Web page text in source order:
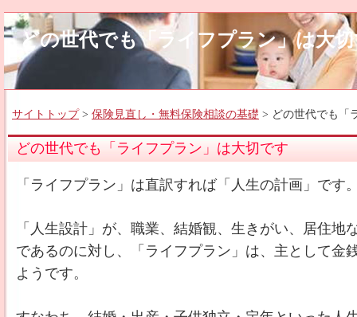
どの世代でも「ライフプラン」は大
サイトトップ > 保険見直し・無料保険相談の基礎 > どの世代でも「
どの世代でも「ライフプラン」は大切です
「ライフプラン」は直訳すれば「人生の計画」です
「人生設計」が、職業、結婚観、生きがい、居住
であるのに対し、「ライフプラン」は、主として金
ようです。